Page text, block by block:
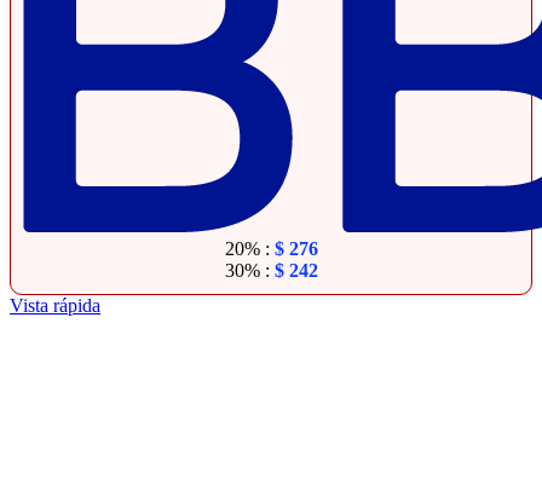
20% : $276
30% : $242
Vista rápida